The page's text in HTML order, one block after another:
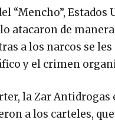
“Mencho”,
atacaron de
a los narcos se
y el crimen
la Zar
a los carteles,